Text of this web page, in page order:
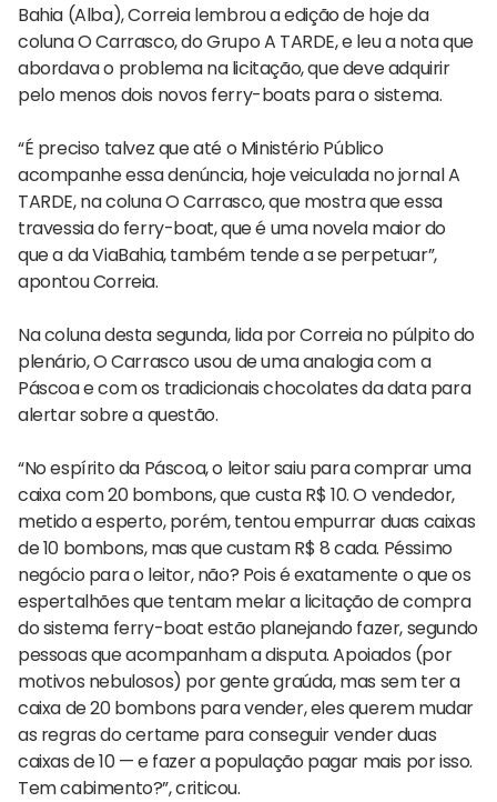
Bahia (Alba), Correia lembrou a edição de hoje da
coluna O Carrasco, do Grupo A TARDE, e leu a nota que
abordava o problema na licitação, que deve adquirir
pelo menos dois novos ferry-boats para o sistema.
“É preciso talvez que até o Ministério Público
acompanhe essa denúncia, hoje veiculada no jornal A
TARDE, na coluna O Carrasco, que mostra que essa
travessia do ferry-boat, que é uma novela maior do
que a da ViaBahia, também tende a se perpetuar”,
apontou Correia.
Na coluna desta segunda, lida por Correia no púlpito do
plenário, O Carrasco usou de uma analogia com a
Páscoa e com os tradicionais chocolates da data para
alertar sobre a questão.
“No espírito da Páscoa, o leitor saiu para comprar uma
caixa com 20 bombons, que custa R$ 10. O vendedor,
metido a esperto, porém, tentou empurrar duas caixas
de 10 bombons, mas que custam R$ 8 cada. Péssimo
negócio para o leitor, não? Pois é exatamente o que os
espertalhões que tentam melar a licitação de compra
do sistema ferry-boat estão planejando fazer, segundo
pessoas que acompanham a disputa. Apoiados (por
motivos nebulosos) por gente graúda, mas sem ter a
caixa de 20 bombons para vender, eles querem mudar
as regras do certame para conseguir vender duas
caixas de 10 — e fazer a população pagar mais por isso.
Tem cabimento?”, criticou.